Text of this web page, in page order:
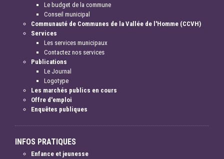
Le budget de la commune
Conseil municipal
Communauté de Communes de la Vallée de l'Homme (CCVH)
Services
Les services municipaux
Contactez nos services
Publications
Le Journal
Logotype
Les marchés publics en cours
Offre d'emploi
Enquêtes publiques
INFOS PRATIQUES
Enfance et jeunesse